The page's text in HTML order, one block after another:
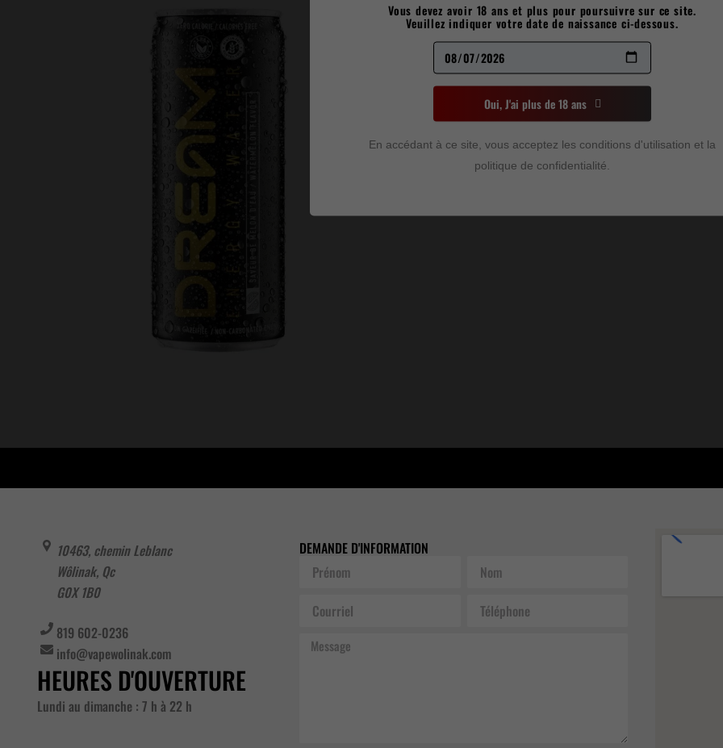
DREAM
4,00$
Rupture de stock
Non disponible
Vous devez avoir 18 ans et plus pour poursuivre sur ce site.
Veuillez indiquer votre date de naissance ci-dessous.
Oui, J'ai plus de 18 ans
En accédant à ce site, vous acceptez les conditions d'utilisation et la
politique de confidentialité.
10463, chemin Leblanc
Wôlinak, Qc
G0X 1B0
819 602-0236
info@vapewolinak.com
HEURES D'OUVERTURE
Lundi au dimanche : 7 h à 22 h
DEMANDE D'INFORMATION
Message